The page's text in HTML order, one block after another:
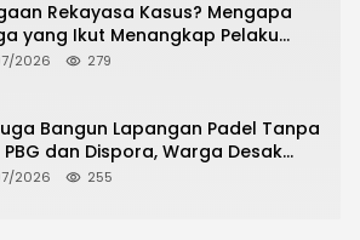
Rekayasa Kasus? Mengapa
yang Ikut Menangkap Pelaku
Toko Ponsel di Pancur Batu
2026 279
Bangun Lapangan Padel Tanpa
PBG dan Dispora, Warga Desak
dan Dispora Jakarta Barat
2026 255